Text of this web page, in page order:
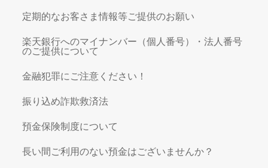
定期的なお客さま情報等ご提供のお願い
楽天銀行へのマイナンバー（個人番号）・法人番号
のご提供について
金融犯罪にご注意ください！
振り込め詐欺救済法
預金保険制度について
長い間ご利用のない預金はございませんか？